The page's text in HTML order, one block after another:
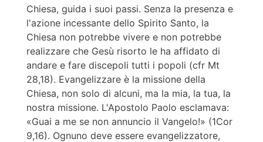
Chiesa, guida i suoi passi. Senza la presenza e
l'azione incessante dello Spirito Santo, la
Chiesa non potrebbe vivere e non potrebbe
realizzare che Gesù risorto le ha affidato di
andare e fare discepoli tutti i popoli (cfr Mt
28,18). Evangelizzare è la missione della
Chiesa, non solo di alcuni, ma la mia, la tua, la
nostra missione. L'Apostolo Paolo esclamava:
«Guai a me se non annuncio il Vangelo!» (1Cor
9,16). Ognuno deve essere evangelizzatore,